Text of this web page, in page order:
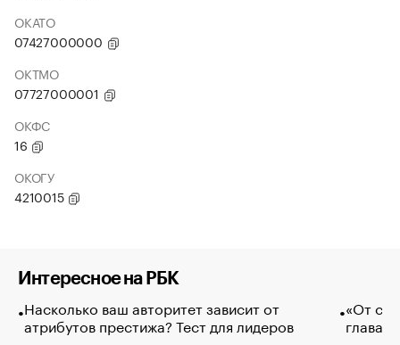
ОКАТО
07427000000
ОКТМО
07727000001
ОКФС
16
ОКОГУ
4210015
Интересное на РБК
Насколько ваш авторитет зависит от
атрибутов престижа? Тест для лидеров
«От
глава